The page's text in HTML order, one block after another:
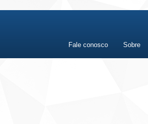
Fale conosco Sobre